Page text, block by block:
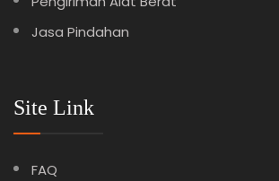
Jasa Pindahan
Site Link
FAQ